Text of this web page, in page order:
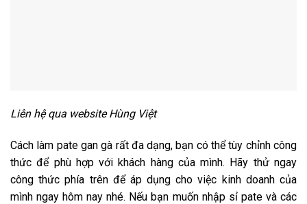
Liên hệ qua website Hùng Việt
Cách làm pate gan gà rất đa dạng, bạn có thể tùy chỉnh công
thức để phù hợp với khách hàng của mình. Hãy thử ngay
công thức phía trên để áp dụng cho việc kinh doanh của
mình ngay hôm nay nhé. Nếu bạn muốn nhập sỉ pate và các